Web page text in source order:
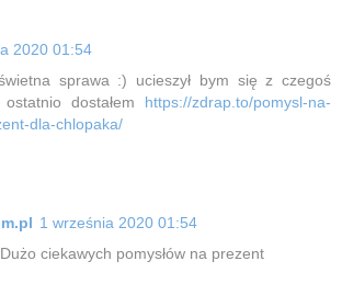
2020 01:54
sprawa :) ucieszył bym się z czegoś
dostałem https://zdrap.to/pomysl-na-
dla-chlopaka/
1 września 2020 01:54
ciekawych pomysłów na prezent